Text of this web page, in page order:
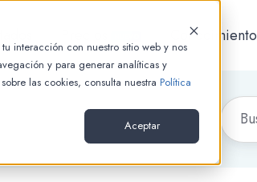
interacción con nuestro sitio web y nos
y para generar analíticas y
las cookies, consulta nuestra Política
Aceptar
Conocimiento